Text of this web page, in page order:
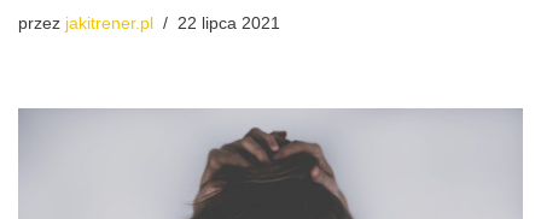
przez jakitrener.pl 22 lipca 2021